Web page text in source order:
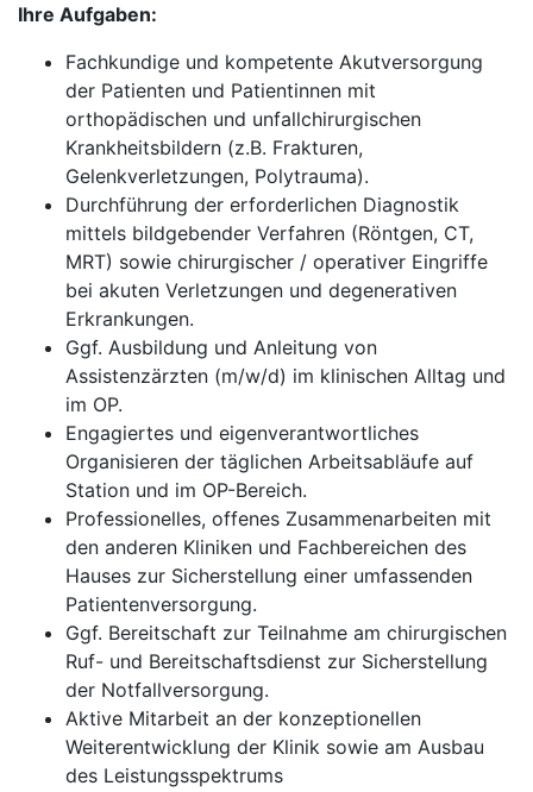
Ihre Aufgaben:
Fachkundige und kompetente Akutversorgung
der Patienten und Patientinnen mit
orthopädischen und unfallchirurgischen
Krankheitsbildern (z.B. Frakturen,
Gelenkverletzungen, Polytrauma).
Durchführung der erforderlichen Diagnostik
mittels bildgebender Verfahren (Röntgen, CT,
MRT) sowie chirurgischer / operativer Eingriffe
bei akuten Verletzungen und degenerativen
Erkrankungen.
Ggf. Ausbildung und Anleitung von
Assistenzärzten (m/w/d) im klinischen Alltag und
im OP.
Engagiertes und eigenverantwortliches
Organisieren der täglichen Arbeitsabläufe auf
Station und im OP-Bereich.
Professionelles, offenes Zusammenarbeiten mit
den anderen Kliniken und Fachbereichen des
Hauses zur Sicherstellung einer umfassenden
Patientenversorgung.
Ggf. Bereitschaft zur Teilnahme am chirurgischen
Ruf- und Bereitschaftsdienst zur Sicherstellung
der Notfallversorgung.
Aktive Mitarbeit an der konzeptionellen
Weiterentwicklung der Klinik sowie am Ausbau
des Leistungsspektrums